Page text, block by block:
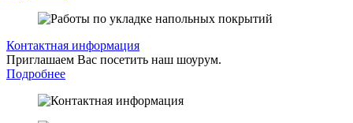
Контактная информация
Приглашаем Вас посетить наш шоурум.
Подробнее